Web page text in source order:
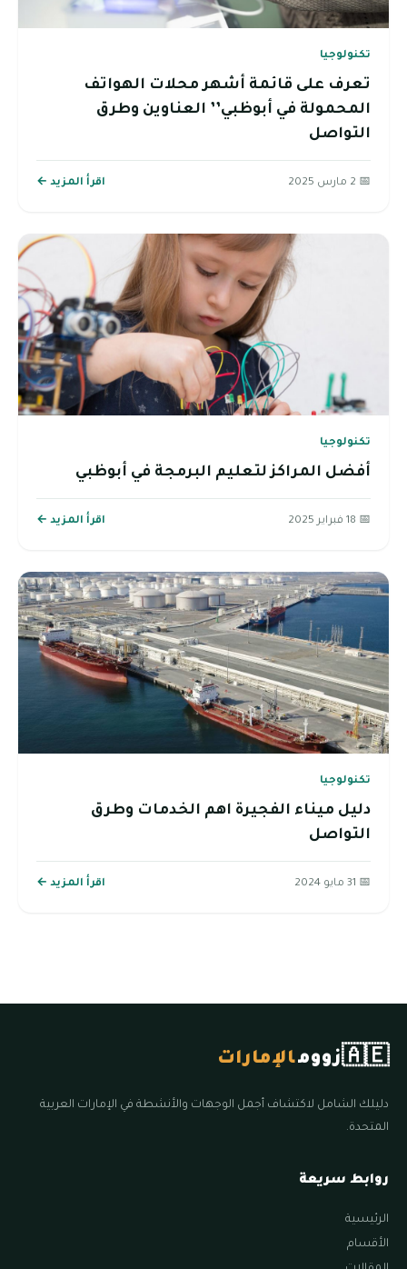
تكنولوجيا
تعرف على قائمة أشهر محلات الهواتف
المحمولة في أبوظبي’’ العناوين وطرق
التواصل
📅 2 مارس 2025 اقرأ المزيد ←
تكنولوجيا
أفضل المراكز لتعليم البرمجة في أبوظبي
📅 18 فبراير 2025 اقرأ المزيد ←
تكنولوجيا
دليل ميناء الفجيرة اهم الخدمات وطرق
التواصل
📅 31 مايو 2024 اقرأ المزيد ←
🇦🇪زوومالإمارات
دليلك الشامل لاكتشاف أجمل الوجهات والأنشطة في الإمارات العربية
المتحدة.
روابط سريعة
الرئيسية
الأقسام